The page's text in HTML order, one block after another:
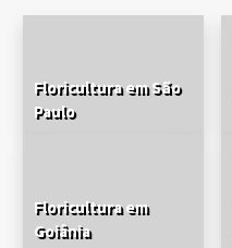
Floricultura em São
Paulo
Floricultura em
Goiânia